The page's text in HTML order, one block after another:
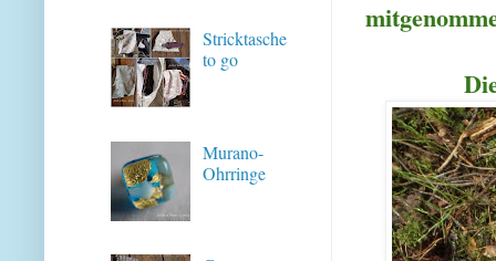
Stricktasche
to go
Murano-
Ohrringe